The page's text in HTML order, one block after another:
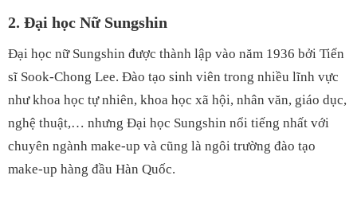
2. Đại học Nữ Sungshin
Đại học nữ Sungshin được thành lập vào năm 1936 bởi Tiến
sĩ Sook-Chong Lee. Đào tạo sinh viên trong nhiều lĩnh vực
như khoa học tự nhiên, khoa học xã hội, nhân văn, giáo dục,
nghệ thuật,… nhưng Đại học Sungshin nổi tiếng nhất với
chuyên ngành make-up và cũng là ngôi trường đào tạo
make-up hàng đầu Hàn Quốc.